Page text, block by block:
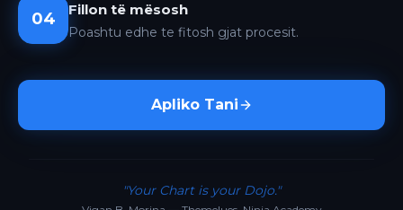
04 Fillon të mësosh
Poashtu edhe te fitosh gjat procesit.
Apliko Tani
"Your Chart is your Dojo."